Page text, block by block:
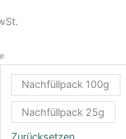
Nachfüllpack 100g
Nachfüllpack 25g